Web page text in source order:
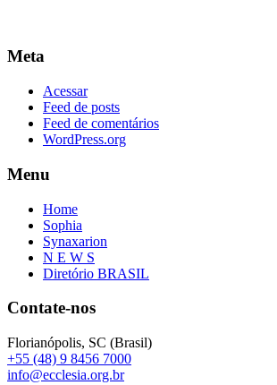
Meta
Acessar
Feed de posts
Feed de comentários
WordPress.org
Menu
Home
Sophia
Synaxarion
N E W S
Diretório BRASIL
Contate-nos
Florianópolis, SC (Brasil)
+55 (48) 9 8456 7000
info@ecclesia.org.br